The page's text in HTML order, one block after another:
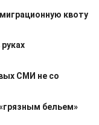
квоту
СМИ не со
бельем»